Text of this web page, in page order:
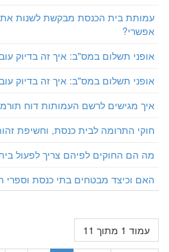
עמותת בית הכנסת מבקשת לשנות
אפשרי?
אופני תשלום במס"ב: איך זה בדיוק
אופני תשלום במס"ב: איך זה בדיוק
איך מגישים לרשם העמותות דוח
חוקי התרומה לבית כנסת, וחשיפת
מה הם החוקים לפיהם צריך לפעול
האם וכיצד מבטחים בתי כנסת וספרי
עמוד 1 מתוך 11